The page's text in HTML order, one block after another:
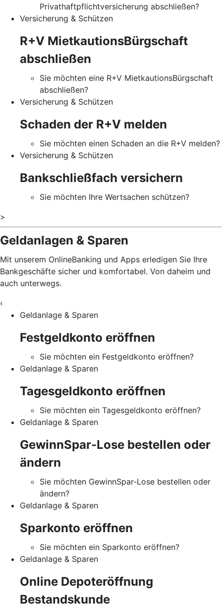
Privathaftpflichtversicherung abschließen?
Versicherung & Schützen
R+V MietkautionsBürgschaft
abschließen
Sie möchten eine R+V MietkautionsBürgschaft
abschließen?
Versicherung & Schützen
Schaden der R+V melden
Sie möchten einen Schaden an die R+V melden?
Versicherung & Schützen
Bankschließfach versichern
Sie möchten Ihre Wertsachen schützen?
>
Geldanlagen & Sparen
Mit unserem OnlineBanking und Apps erledigen Sie Ihre
Bankgeschäfte sicher und komfortabel. Von daheim und
auch unterwegs.
‹
Geldanlage & Sparen
Festgeldkonto eröffnen
Sie möchten ein Festgeldkonto eröffnen?
Geldanlage & Sparen
Tagesgeldkonto eröffnen
Sie möchten ein Tagesgeldkonto eröffnen?
Geldanlage & Sparen
GewinnSpar-Lose bestellen oder
ändern
Sie möchten GewinnSpar-Lose bestellen oder
ändern?
Geldanlage & Sparen
Sparkonto eröffnen
Sie möchten ein Sparkonto eröffnen?
Geldanlage & Sparen
Online Depoteröffnung
Bestandskunde